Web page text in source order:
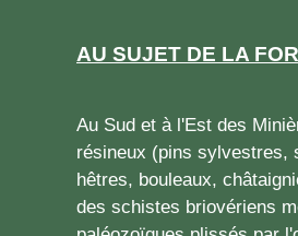
AU SUJET DE LA
Au Sud et à l'Est des
résineux (pins sylvestres,
hêtres, bouleaux,
des schistes briovériens